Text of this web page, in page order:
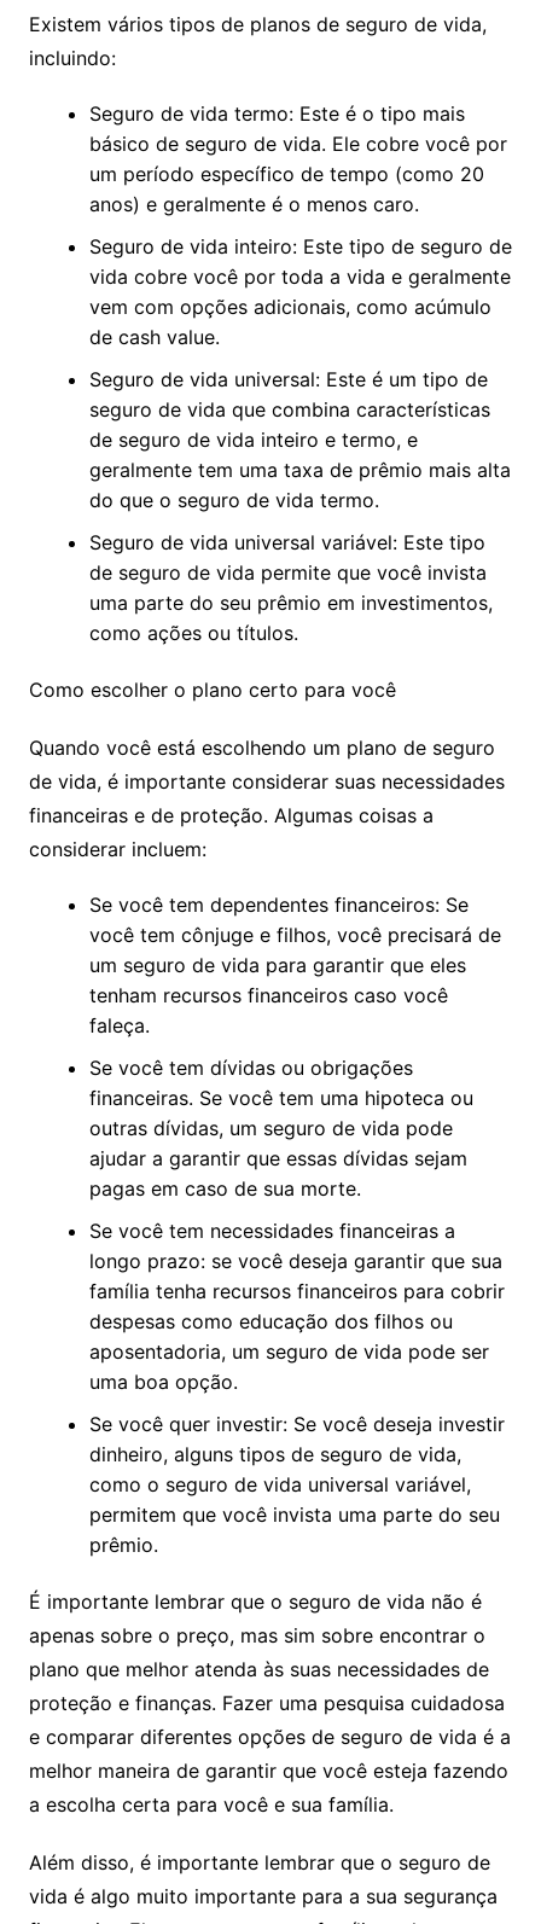
Existem vários tipos de planos de seguro de vida,
incluindo:
Seguro de vida termo: Este é o tipo mais
básico de seguro de vida. Ele cobre você por
um período específico de tempo (como 20
anos) e geralmente é o menos caro.
Seguro de vida inteiro: Este tipo de seguro de
vida cobre você por toda a vida e geralmente
vem com opções adicionais, como acúmulo
de cash value.
Seguro de vida universal: Este é um tipo de
seguro de vida que combina características
de seguro de vida inteiro e termo, e
geralmente tem uma taxa de prêmio mais alta
do que o seguro de vida termo.
Seguro de vida universal variável: Este tipo
de seguro de vida permite que você invista
uma parte do seu prêmio em investimentos,
como ações ou títulos.
Como escolher o plano certo para você
Quando você está escolhendo um plano de seguro
de vida, é importante considerar suas necessidades
financeiras e de proteção. Algumas coisas a
considerar incluem:
Se você tem dependentes financeiros: Se
você tem cônjuge e filhos, você precisará de
um seguro de vida para garantir que eles
tenham recursos financeiros caso você
faleça.
Se você tem dívidas ou obrigações
financeiras. Se você tem uma hipoteca ou
outras dívidas, um seguro de vida pode
ajudar a garantir que essas dívidas sejam
pagas em caso de sua morte.
Se você tem necessidades financeiras a
longo prazo: se você deseja garantir que sua
família tenha recursos financeiros para cobrir
despesas como educação dos filhos ou
aposentadoria, um seguro de vida pode ser
uma boa opção.
Se você quer investir: Se você deseja investir
dinheiro, alguns tipos de seguro de vida,
como o seguro de vida universal variável,
permitem que você invista uma parte do seu
prêmio.
É importante lembrar que o seguro de vida não é
apenas sobre o preço, mas sim sobre encontrar o
plano que melhor atenda às suas necessidades de
proteção e finanças. Fazer uma pesquisa cuidadosa
e comparar diferentes opções de seguro de vida é a
melhor maneira de garantir que você esteja fazendo
a escolha certa para você e sua família.
Além disso, é importante lembrar que o seguro de
vida é algo muito importante para a sua segurança